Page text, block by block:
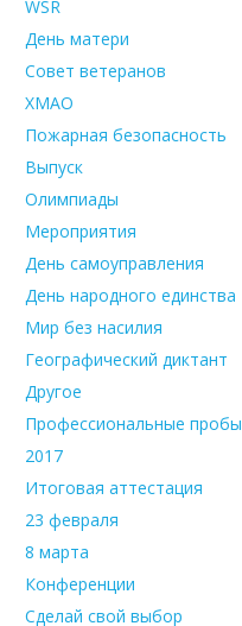
WSR
День матери
Совет ветеранов
ХМАО
Пожарная безопасность
Выпуск
Олимпиады
Мероприятия
День самоуправления
День народного единства
Мир без насилия
Географический диктант
Другое
Профессиональные пробы
2017
Итоговая аттестация
23 февраля
8 марта
Конференции
Сделай свой выбор